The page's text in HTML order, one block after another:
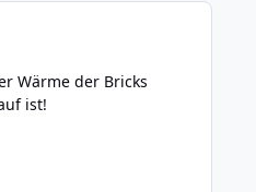
Wärme der Bricks
ist!